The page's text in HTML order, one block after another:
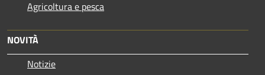
Agricoltura e pesca
NOVITÀ
Notizie